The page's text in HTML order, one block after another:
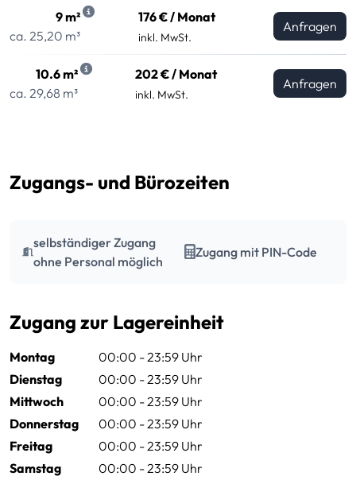
9 m²
ca. 25,20 m³
176 € / Monat
inkl. MwSt.
Anfragen
10.6 m²
ca. 29,68 m³
202 € / Monat
inkl. MwSt.
Anfragen
Zugangs- und Bürozeiten
selbständiger Zugang
ohne Personal möglich
Zugang mit PIN-Code
Zugang zur Lagereinheit
Montag
00:00 - 23:59 Uhr
Dienstag
00:00 - 23:59 Uhr
Mittwoch
00:00 - 23:59 Uhr
Donnerstag
00:00 - 23:59 Uhr
Freitag
00:00 - 23:59 Uhr
Samstag
00:00 - 23:59 Uhr